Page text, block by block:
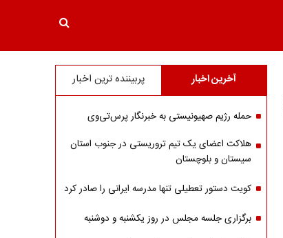
آخرین اخبار پربیننده ترین اخبار
حمله رژیم صهیونیستی به خبرنگار پرس‌تی‌وی
هلاکت اعضای یک تیم تروریستی در جنوب استان
سیستان و بلوچستان
کویت دستور تعطیلی تنها مدرسه ایرانی را صادر کرد
برگزاری جلسه مجلس در روز یکشنبه و دوشنبه